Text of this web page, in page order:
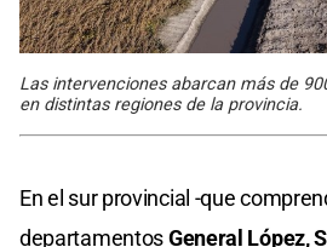
Las intervenciones abarcan más de
en distintas regiones de la provincia.
En el sur provincial -que
departamentosGeneral López,